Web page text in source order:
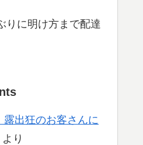
りに明け方まで配達
露出狂のお客さんに
より